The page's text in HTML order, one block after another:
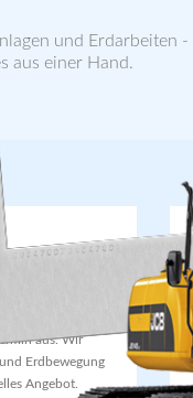
und Erdarbeiten -
aus einer Hand.
und
aus. Wir
Erdbewegung
Angebot.